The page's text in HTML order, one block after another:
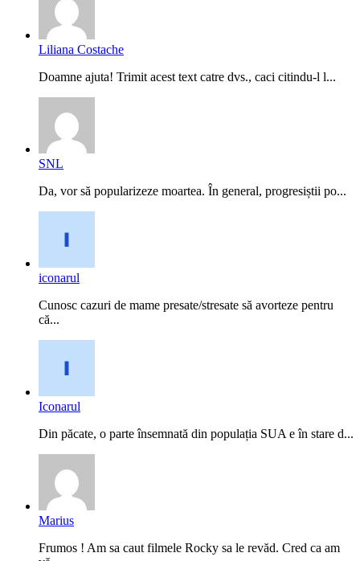
Liliana Costache
Doamne ajuta! Trimit acest text catre dvs., caci citindu-l l...
SNL
Da, vor să popularizeze moartea. În general, progresiștii po...
iconarul
Cunosc cazuri de mame presate/stresate să avorteze pentru
că...
Iconarul
Din păcate, o parte însemnată din populația SUA e în stare d...
Marius
Frumos ! Am sa caut filmele Rocky sa le revăd. Cred ca am